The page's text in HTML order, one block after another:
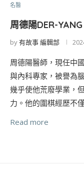
名醫
周德陽DER-
by有故事 編輯部
周德陽醫師，現任中
與內科專家，被譽為
幾乎使他荒廢學業，
力。他的圍棋經歷不
Read more